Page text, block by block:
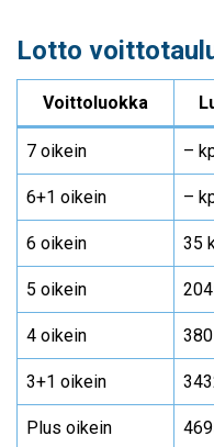
Lotto
Voittoluokka
7 oikein –
6+1 oikein –
6 oikein 35
5 oikein
4 oikein
3+1 oikein
Plus oikein